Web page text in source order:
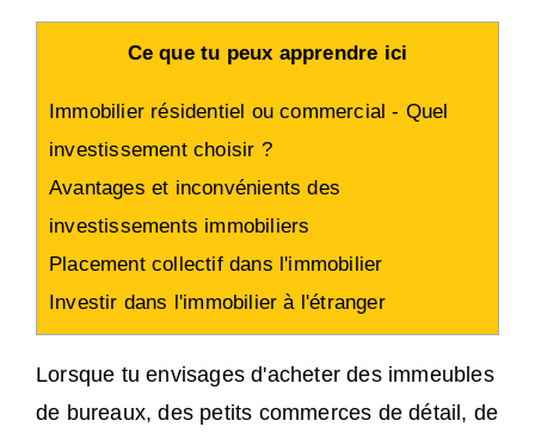
Ce que tu peux apprendre ici
Immobilier résidentiel ou commercial - Quel
investissement choisir ?
Avantages et inconvénients des
investissements immobiliers
Placement collectif dans l'immobilier
Investir dans l'immobilier à l'étranger
Lorsque tu envisages d'acheter des immeubles
de bureaux, des petits commerces de détail, de